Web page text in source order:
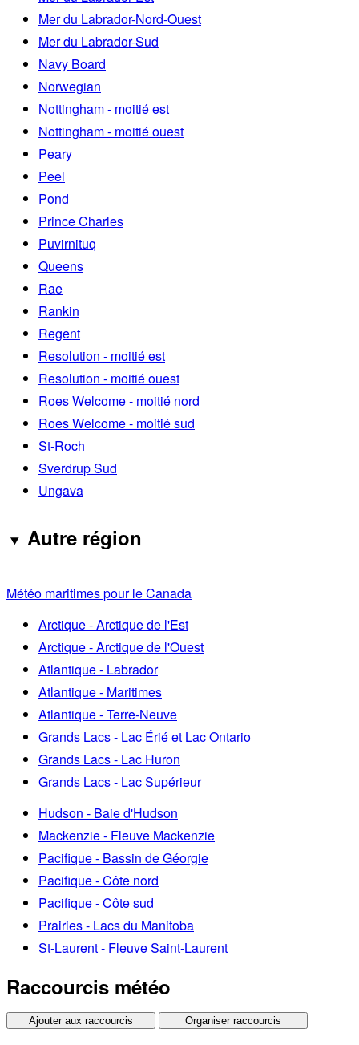
Mer du Labrador-Nord-Ouest
Mer du Labrador-Sud
Navy Board
Norwegian
Nottingham - moitié est
Nottingham - moitié ouest
Peary
Peel
Pond
Prince Charles
Puvirnituq
Queens
Rae
Rankin
Regent
Resolution - moitié est
Resolution - moitié ouest
Roes Welcome - moitié nord
Roes Welcome - moitié sud
St-Roch
Sverdrup Sud
Ungava
Autre région
Météo maritimes pour le Canada
Arctique - Arctique de l'Est
Arctique - Arctique de l'Ouest
Atlantique - Labrador
Atlantique - Maritimes
Atlantique - Terre-Neuve
Grands Lacs - Lac Érié et Lac Ontario
Grands Lacs - Lac Huron
Grands Lacs - Lac Supérieur
Hudson - Baie d'Hudson
Mackenzie - Fleuve Mackenzie
Pacifique - Bassin de Géorgie
Pacifique - Côte nord
Pacifique - Côte sud
Prairies - Lacs du Manitoba
St-Laurent - Fleuve Saint-Laurent
Raccourcis météo
Ajouter aux raccourcis Organiser raccourcis